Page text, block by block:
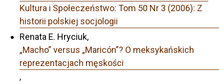
Kultura i Społeczeństwo: Tom 50 Nr 3 (2006): Z
historii polskiej socjologii
Renata E. Hryciuk,
„Macho” versus „Maricón”? O meksykańskich
reprezentacjach męskości
,